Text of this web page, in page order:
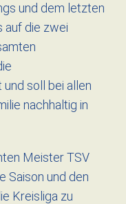
und dem letzten
auf die zwei
soll bei allen
nachhaltig in
Meister TSV
Saison und den
Kreisliga zu